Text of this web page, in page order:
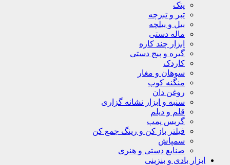
پتک
تبر و تبرچه
بیل و بیلچه
ماله دستی
ابزار چند کاره
گیره و پیج دستی
کاردک
سوهان و مغار
منگنه کوب
روغن دان
سنبه و ابزار نشانه گزاری
قلم و دیلم
گریس پمپ
فیلتر باز کن و رینگ جمع کن
سمپاش
صنایع دستی و هنری
ابزار بادی و بنزینی